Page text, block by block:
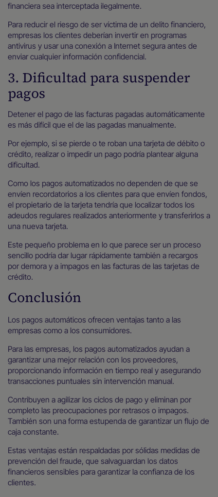
financiera sea interceptada ilegalmente.
Para reducir el riesgo de ser víctima de un delito financiero,
empresas los clientes deberían invertir en programas
antivirus y usar una conexión a Internet segura antes de
enviar cualquier información confidencial.
3. Dificultad para suspender
pagos
Detener el pago de las facturas pagadas automáticamente
es más difícil que el de las pagadas manualmente.
Por ejemplo, si se pierde o te roban una tarjeta de débito o
crédito, realizar o impedir un pago podría plantear alguna
dificultad.
Como los pagos automatizados no dependen de que se
envíen recordatorios a los clientes para que envíen fondos,
el propietario de la tarjeta tendría que localizar todos los
adeudos regulares realizados anteriormente y transferirlos a
una nueva tarjeta.
Este pequeño problema en lo que parece ser un proceso
sencillo podría dar lugar rápidamente también a recargos
por demora y a impagos en las facturas de las tarjetas de
crédito.
Conclusión
Los pagos automáticos ofrecen ventajas tanto a las
empresas como a los consumidores.
Para las empresas, los pagos automatizados ayudan a
garantizar una mejor relación con los proveedores,
proporcionando información en tiempo real y asegurando
transacciones puntuales sin intervención manual.
Contribuyen a agilizar los ciclos de pago y eliminan por
completo las preocupaciones por retrasos o impagos.
También son una forma estupenda de garantizar un flujo de
caja constante.
Estas ventajas están respaldadas por sólidas medidas de
prevención del fraude, que salvaguardan los datos
financieros sensibles para garantizar la confianza de los
clientes.